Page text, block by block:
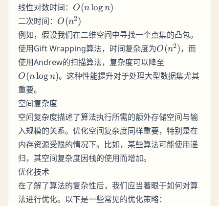
线性对数时间： O(n
\log
n)
O(nlogn)
二次时间： O(n^2)
O(n2)
例如，假设我们在二维空间中寻找一个点集的凸包。
使用Gift Wrapping算法，时间复杂度为O(n^2)
O(n2)，而
使用Andrew的扫描算法，复杂度可以降至
\log
n)
O(nlogn)。这种性能提升对于处理大型数据集尤其
重要。
空间复杂度
空间复杂度描述了算法执行所需的额外存储空间与输
入规模的关系。优化空间复杂度同样重要，特别是在
内存资源受限的情况下。比如，某些算法可能使用递
归，其空间复杂度因栈的使用而增加。
优化技术
在了解了算法的复杂性后，我们应当着眼于如何对算
法进行优化。以下是一些常见的优化策略：